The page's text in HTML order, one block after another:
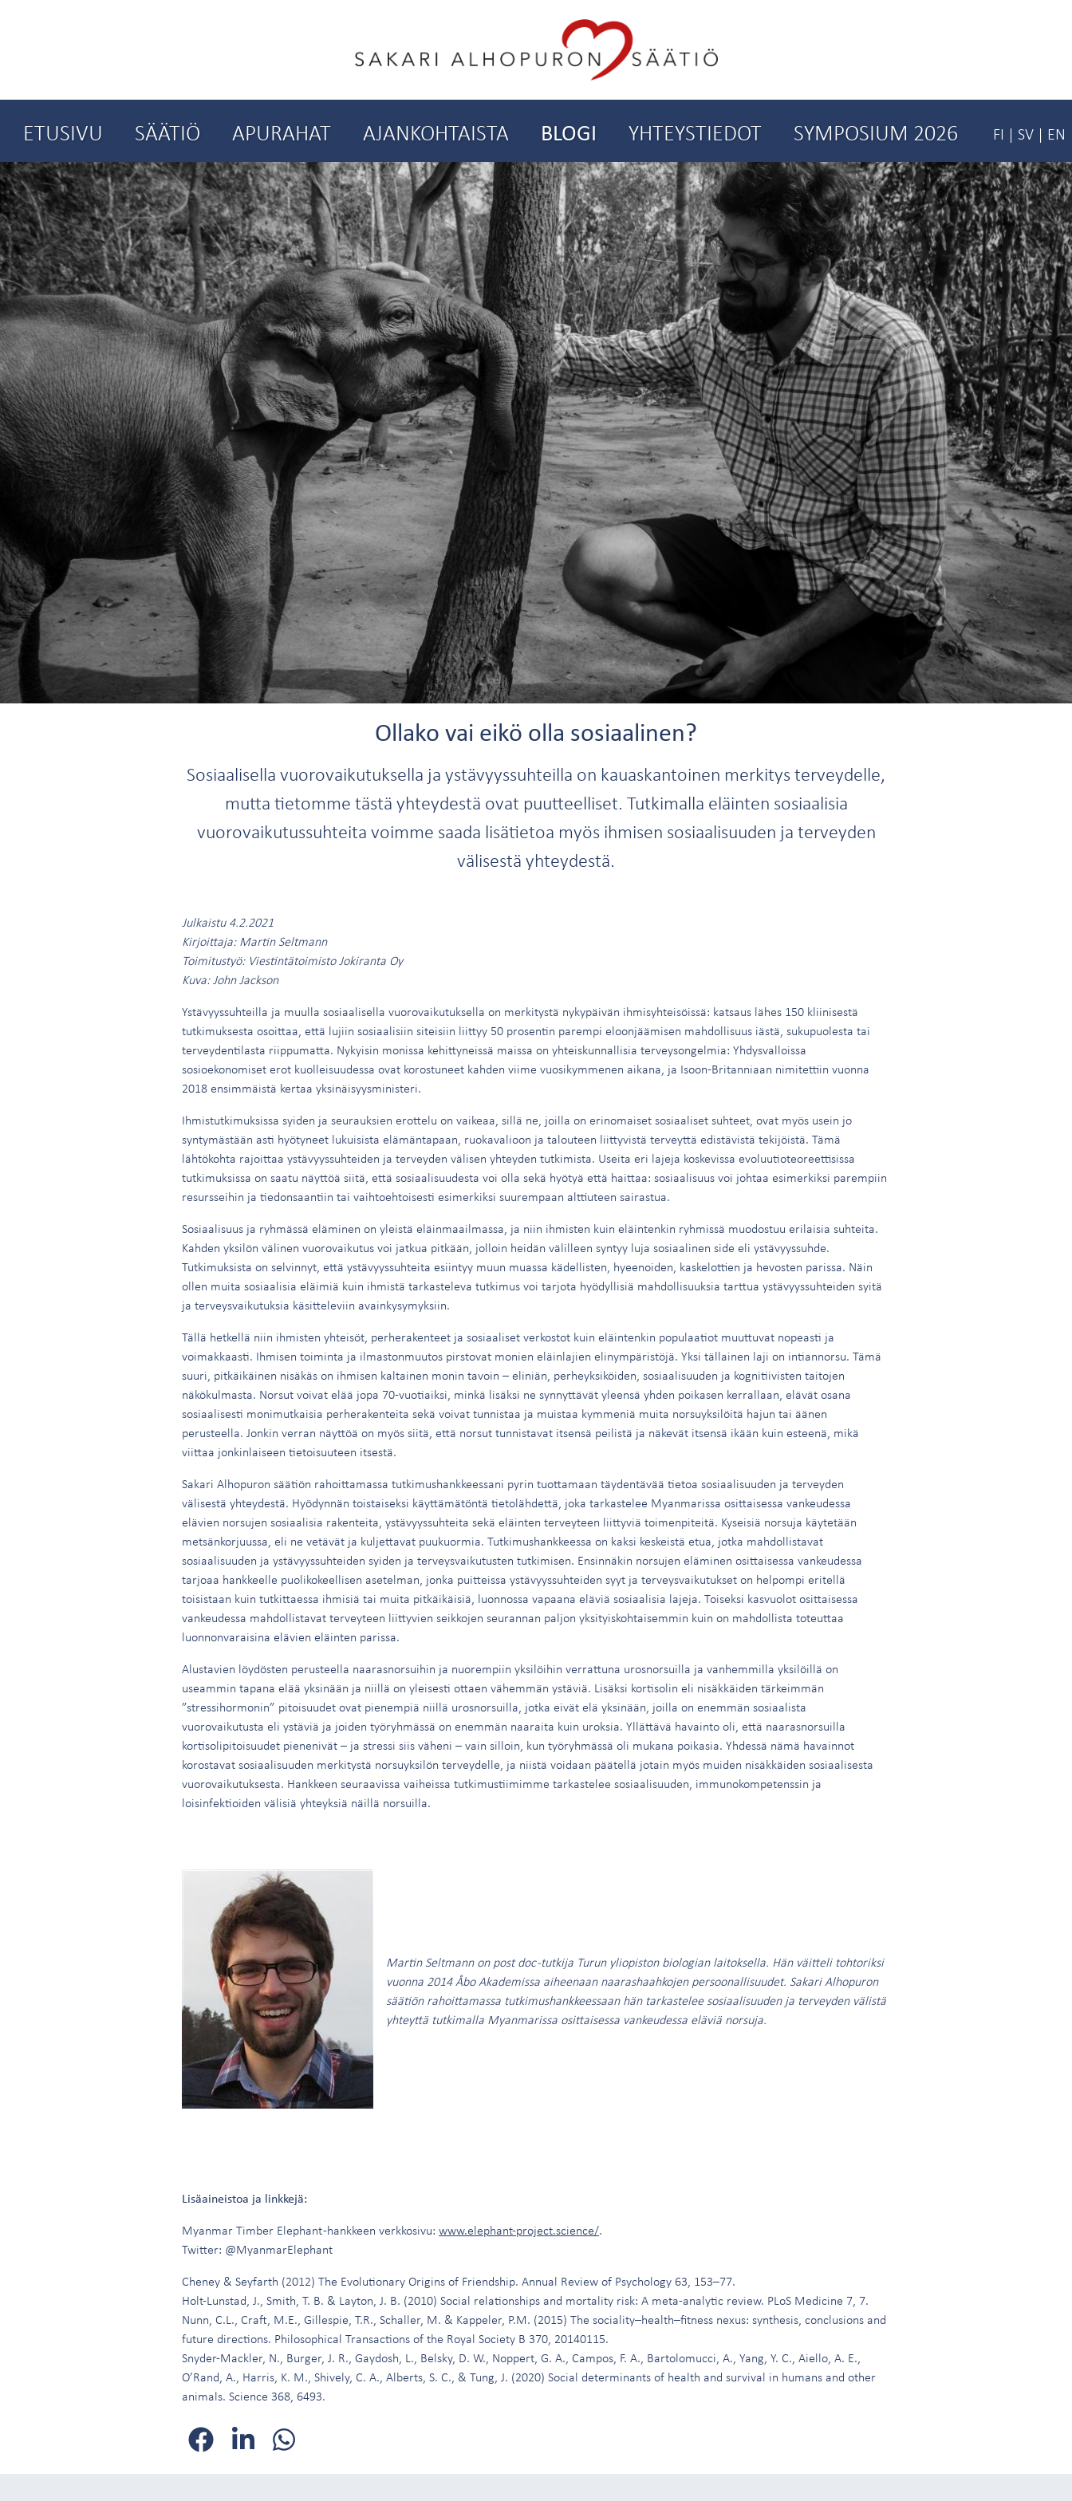
ETUSIVU SÄÄTIÖ APURAHAT AJANKOHTAISTA BLOGI YHTEYSTIEDOT SYMPOSIUM 2026 FI | SV | EN
Ollako vai eikö olla sosiaalinen?
Sosiaalisella vuorovaikutuksella ja ystävyyssuhteilla on kauaskantoinen merkitys terveydelle,
mutta tietomme tästä yhteydestä ovat puutteelliset. Tutkimalla eläinten sosiaalisia
vuorovaikutussuhteita voimme saada lisätietoa myös ihmisen sosiaalisuuden ja terveyden
välisestä yhteydestä.
Julkaistu 4.2.2021
Kirjoittaja: Martin Seltmann
Toimitustyö: Viestintätoimisto Jokiranta Oy
Kuva: John Jackson
Ystävyyssuhteilla ja muulla sosiaalisella vuorovaikutuksella on merkitystä nykypäivän ihmisyhteisöissä: katsaus lähes 150 kliinisestä
tutkimuksesta osoittaa, että lujiin sosiaalisiin siteisiin liittyy 50 prosentin parempi eloonjäämisen mahdollisuus iästä, sukupuolesta tai
terveydentilasta riippumatta. Nykyisin monissa kehittyneissä maissa on yhteiskunnallisia terveysongelmia: Yhdysvalloissa
sosioekonomiset erot kuolleisuudessa ovat korostuneet kahden viime vuosikymmenen aikana, ja Isoon-Britanniaan nimitettiin vuonna
2018 ensimmäistä kertaa yksinäisyysministeri.
Ihmistutkimuksissa syiden ja seurauksien erottelu on vaikeaa, sillä ne, joilla on erinomaiset sosiaaliset suhteet, ovat myös usein jo
syntymästään asti hyötyneet lukuisista elämäntapaan, ruokavalioon ja talouteen liittyvistä terveyttä edistävistä tekijöistä. Tämä
lähtökohta rajoittaa ystävyyssuhteiden ja terveyden välisen yhteyden tutkimista. Useita eri lajeja koskevissa evoluutioteoreettisissa
tutkimuksissa on saatu näyttöä siitä, että sosiaalisuudesta voi olla sekä hyötyä että haittaa: sosiaalisuus voi johtaa esimerkiksi parempiin
resursseihin ja tiedonsaantiin tai vaihtoehtoisesti esimerkiksi suurempaan alttiuteen sairastua.
Sosiaalisuus ja ryhmässä eläminen on yleistä eläinmaailmassa, ja niin ihmisten kuin eläintenkin ryhmissä muodostuu erilaisia suhteita.
Kahden yksilön välinen vuorovaikutus voi jatkua pitkään, jolloin heidän välilleen syntyy luja sosiaalinen side eli ystävyyssuhde.
Tutkimuksista on selvinnyt, että ystävyyssuhteita esiintyy muun muassa kädellisten, hyeenoiden, kaskelottien ja hevosten parissa. Näin
ollen muita sosiaalisia eläimiä kuin ihmistä tarkasteleva tutkimus voi tarjota hyödyllisiä mahdollisuuksia tarttua ystävyyssuhteiden syitä
ja terveysvaikutuksia käsitteleviin avainkysymyksiin.
Tällä hetkellä niin ihmisten yhteisöt, perherakenteet ja sosiaaliset verkostot kuin eläintenkin populaatiot muuttuvat nopeasti ja
voimakkaasti. Ihmisen toiminta ja ilmastonmuutos pirstovat monien eläinlajien elinympäristöjä. Yksi tällainen laji on intiannorsu. Tämä
suuri, pitkäikäinen nisäkäs on ihmisen kaltainen monin tavoin – eliniän, perheyksiköiden, sosiaalisuuden ja kognitiivisten taitojen
näkökulmasta. Norsut voivat elää jopa 70-vuotiaiksi, minkä lisäksi ne synnyttävät yleensä yhden poikasen kerrallaan, elävät osana
sosiaalisesti monimutkaisia perherakenteita sekä voivat tunnistaa ja muistaa kymmeniä muita norsuyksilöitä hajun tai äänen
perusteella. Jonkin verran näyttöä on myös siitä, että norsut tunnistavat itsensä peilistä ja näkevät itsensä ikään kuin esteenä, mikä
viittaa jonkinlaiseen tietoisuuteen itsestä.
Sakari Alhopuron säätiön rahoittamassa tutkimushankkeessani pyrin tuottamaan täydentävää tietoa sosiaalisuuden ja terveyden
välisestä yhteydestä. Hyödynnän toistaiseksi käyttämätöntä tietolähdettä, joka tarkastelee Myanmarissa osittaisessa vankeudessa
elävien norsujen sosiaalisia rakenteita, ystävyyssuhteita sekä eläinten terveyteen liittyviä toimenpiteitä. Kyseisiä norsuja käytetään
metsänkorjuussa, eli ne vetävät ja kuljettavat puukuormia. Tutkimushankkeessa on kaksi keskeistä etua, jotka mahdollistavat
sosiaalisuuden ja ystävyyssuhteiden syiden ja terveysvaikutusten tutkimisen. Ensinnäkin norsujen eläminen osittaisessa vankeudessa
tarjoaa hankkeelle puolikokeellisen asetelman, jonka puitteissa ystävyyssuhteiden syyt ja terveysvaikutukset on helpompi eritellä
toisistaan kuin tutkittaessa ihmisiä tai muita pitkäikäisiä, luonnossa vapaana eläviä sosiaalisia lajeja. Toiseksi kasvuolot osittaisessa
vankeudessa mahdollistavat terveyteen liittyvien seikkojen seurannan paljon yksityiskohtaisemmin kuin on mahdollista toteuttaa
luonnonvaraisina elävien eläinten parissa.
Alustavien löydösten perusteella naarasnorsuihin ja nuorempiin yksilöihin verrattuna urosnorsuilla ja vanhemmilla yksilöillä on
useammin tapana elää yksinään ja niillä on yleisesti ottaen vähemmän ystäviä. Lisäksi kortisolin eli nisäkkäiden tärkeimmän
”stressihormonin” pitoisuudet ovat pienempiä niillä urosnorsuilla, jotka eivät elä yksinään, joilla on enemmän sosiaalista
vuorovaikutusta eli ystäviä ja joiden työryhmässä on enemmän naaraita kuin uroksia. Yllättävä havainto oli, että naarasnorsuilla
kortisolipitoisuudet pienenivät – ja stressi siis väheni – vain silloin, kun työryhmässä oli mukana poikasia. Yhdessä nämä havainnot
korostavat sosiaalisuuden merkitystä norsuyksilön terveydelle, ja niistä voidaan päätellä jotain myös muiden nisäkkäiden sosiaalisesta
vuorovaikutuksesta. Hankkeen seuraavissa vaiheissa tutkimustiimimme tarkastelee sosiaalisuuden, immunokompetenssin ja
loisinfektioiden välisiä yhteyksiä näillä norsuilla.
Martin Seltmann on post doc -tutkija Turun yliopiston biologian laitoksella. Hän väitteli tohtoriksi
vuonna 2014 Åbo Akademissa aiheenaan naarashaahkojen persoonallisuudet. Sakari Alhopuron
säätiön rahoittamassa tutkimushankkeessaan hän tarkastelee sosiaalisuuden ja terveyden välistä
yhteyttä tutkimalla Myanmarissa osittaisessa vankeudessa eläviä norsuja.
Lisäaineistoa ja linkkejä:
Myanmar Timber Elephant -hankkeen verkkosivu: www.elephant-project.science/.
Twitter: @MyanmarElephant
Cheney & Seyfarth (2012) The Evolutionary Origins of Friendship. Annual Review of Psychology 63, 153–77.
Holt-Lunstad, J., Smith, T. B. & Layton, J. B. (2010) Social relationships and mortality risk: A meta-analytic review. PLoS Medicine 7, 7.
Nunn, C.L., Craft, M.E., Gillespie, T.R., Schaller, M. & Kappeler, P.M. (2015) The sociality–health–fitness nexus: synthesis, conclusions and
future directions. Philosophical Transactions of the Royal Society B 370, 20140115.
Snyder-Mackler, N., Burger, J. R., Gaydosh, L., Belsky, D. W., Noppert, G. A., Campos, F. A., Bartolomucci, A., Yang, Y. C., Aiello, A. E.,
O’Rand, A., Harris, K. M., Shively, C. A., Alberts, S. C., & Tung, J. (2020) Social determinants of health and survival in humans and other
animals. Science 368, 6493.